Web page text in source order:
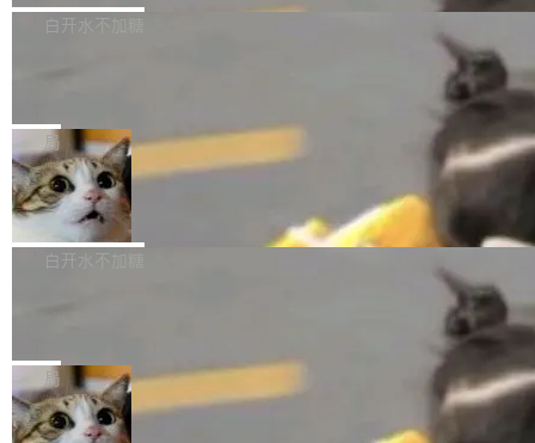
w 不要求标准普通话，方言识别覆盖粤语、吴语
容提供的字体时出现的几个问题 为避免音频加
质的最低采样率）的音频格式将被拒绝 修复了 C
SS 圆角虚线样式中可能存在的问题 如果表单中
的图像元素不在同一个子树中，则它们将不再关
联 加...
发布的 Release Notes，他利用 AI 工具（如 Co
最强的若干项。对于尚未正式发版的 PG 19，则
通过拉取过去一年内（从 PG 18 Beta1 时间点
至今）的所有 commit，同样交由 AI 分析提炼。
经过人工复核，准确度令人满意。这一方法也为
社区爱好者提供了高效跟踪新版本的思路。
白开水不加糖
维护工作一直与我的日常工作、家务、社交生活
和休闲娱乐竞争时间。" 这是 libexpat 维护者 S
ebastian Pipping 写在博客里的话。8 月 4 日，
他宣布了一个新消息：从 2026 年 8 月 1 日起，
他可以全职维护 libexpat 了，最长 6 个月。发
库之一。你的操作系统、浏览器、无数的基础设
施软件，很可能都在用它。而过去十年，维护它
的人一直在用业余...
局
Firefox 153.0.3 发布
Firefox 153.0.3 现已发布，具体更新内容如
下： New Smart Window 包含多项增强功能：
gi?id=2019042">Bug&nbsp;2019042</a>）</l
i> <li>现在，助手可以直接使用 Exa 的网络搜索
结果回答问题，而无需将问题转交给搜索引擎。
白开水不加糖
的 npm 包。项目的核心论点是：容器不适合 Ag
ent 计算。真正适合的，是 Isolate。 Cloudflare
工程师在这件事上没什么可谦虚的——他们用 W
局
OpenAI 公开邮件和聊天记录回应苹果